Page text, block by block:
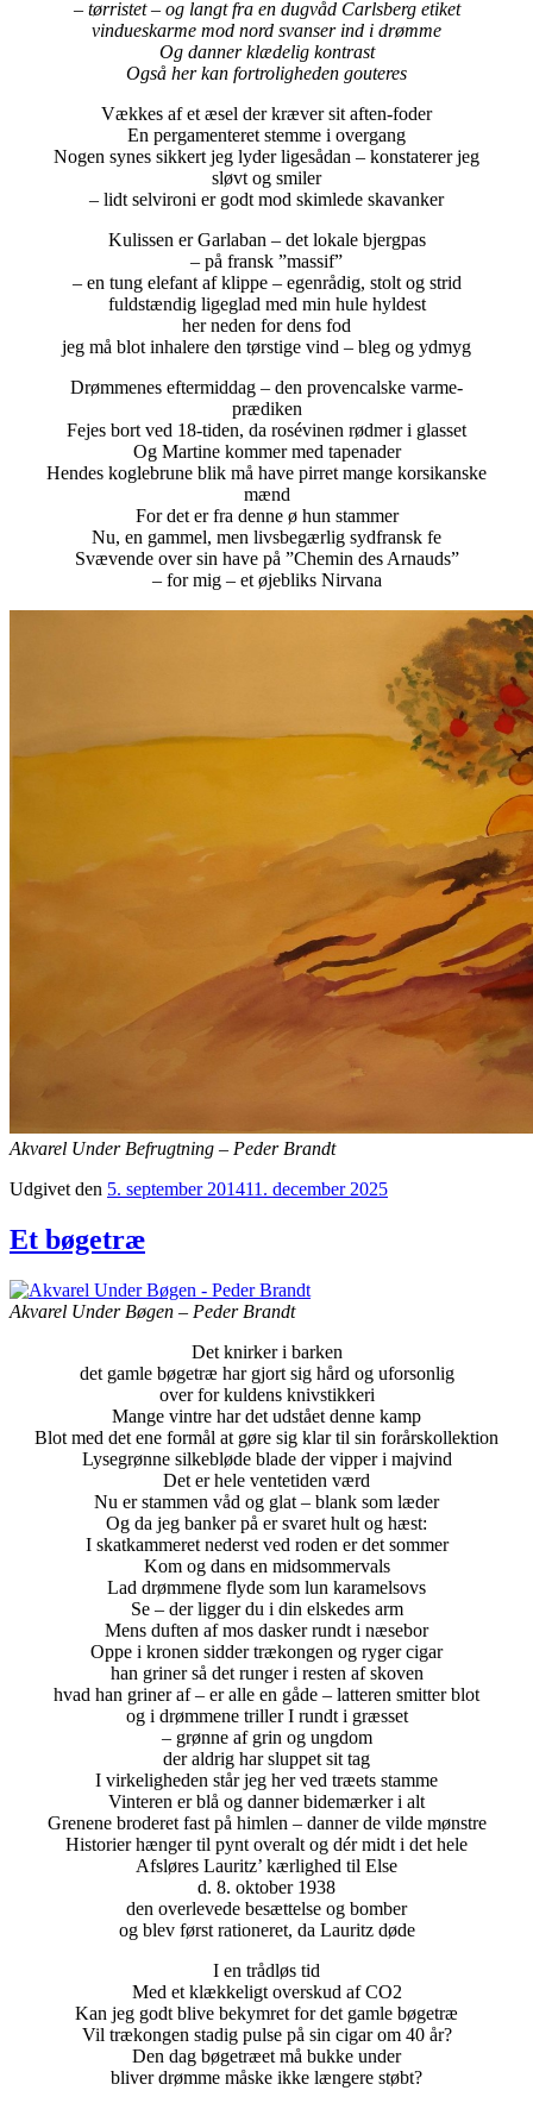
– tørristet – og langt fra en dugvåd Carlsberg etiket
vindueskarme mod nord svanser ind i drømme
Og danner klædelig kontrast
Også her kan fortroligheden gouteres
Vækkes af et æsel der kræver sit aften-foder
En pergamenteret stemme i overgang
Nogen synes sikkert jeg lyder ligesådan – konstaterer jeg
sløvt og smiler
– lidt selvironi er godt mod skimlede skavanker
Kulissen er Garlaban – det lokale bjergpas
– på fransk ”massif”
– en tung elefant af klippe – egenrådig, stolt og strid
fuldstændig ligeglad med min hule hyldest
her neden for dens fod
jeg må blot inhalere den tørstige vind – bleg og ydmyg
Drømmenes eftermiddag – den provencalske varme-
prædiken
Fejes bort ved 18-tiden, da rosévinen rødmer i glasset
Og Martine kommer med tapenader
Hendes koglebrune blik må have pirret mange korsikanske
mænd
For det er fra denne ø hun stammer
Nu, en gammel, men livsbegærlig sydfransk fe
Svævende over sin have på ”Chemin des Arnauds”
– for mig – et øjebliks Nirvana
Akvarel Under Befrugtning – Peder Brandt
Udgivet den 5. september 201411. december 2025
Et bøgetræ
Akvarel Under Bøgen – Peder Brandt
Det knirker i barken
det gamle bøgetræ har gjort sig hård og uforsonlig
over for kuldens knivstikkeri
Mange vintre har det udstået denne kamp
Blot med det ene formål at gøre sig klar til sin forårskollektion
Lysegrønne silkebløde blade der vipper i majvind
Det er hele ventetiden værd
Nu er stammen våd og glat – blank som læder
Og da jeg banker på er svaret hult og hæst:
I skatkammeret nederst ved roden er det sommer
Kom og dans en midsommervals
Lad drømmene flyde som lun karamelsovs
Se – der ligger du i din elskedes arm
Mens duften af mos dasker rundt i næsebor
Oppe i kronen sidder trækongen og ryger cigar
han griner så det runger i resten af skoven
hvad han griner af – er alle en gåde – latteren smitter blot
og i drømmene triller I rundt i græsset
– grønne af grin og ungdom
der aldrig har sluppet sit tag
I virkeligheden står jeg her ved træets stamme
Vinteren er blå og danner bidemærker i alt
Grenene broderet fast på himlen – danner de vilde mønstre
Historier hænger til pynt overalt og dér midt i det hele
Afsløres Lauritz’ kærlighed til Else
d. 8. oktober 1938
den overlevede besættelse og bomber
og blev først rationeret, da Lauritz døde
I en trådløs tid
Med et klækkeligt overskud af CO2
Kan jeg godt blive bekymret for det gamle bøgetræ
Vil trækongen stadig pulse på sin cigar om 40 år?
Den dag bøgetræet må bukke under
bliver drømme måske ikke længere støbt?